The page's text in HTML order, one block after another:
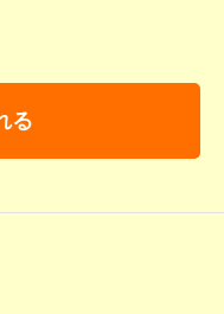
る